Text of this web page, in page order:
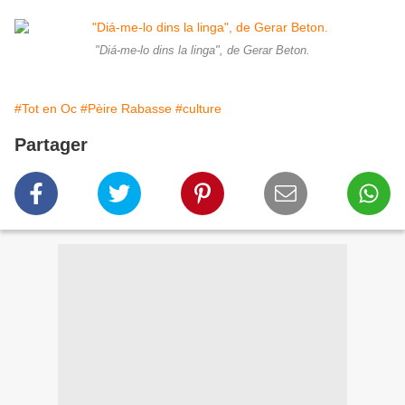
"Diá-me-lo dins la linga", de Gerar Beton.
#Tot en Oc #Pèire Rabasse #culture
Partager